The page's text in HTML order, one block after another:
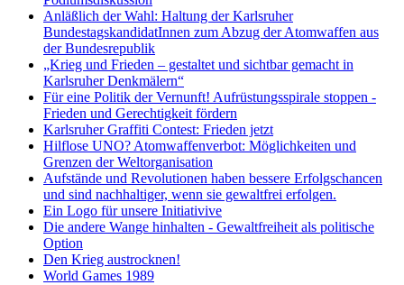
Anläßlich der Wahl: Haltung der Karlsruher
BundestagskandidatInnen zum Abzug der Atomwaffen aus
der Bundesrepublik
„Krieg und Frieden – gestaltet und sichtbar gemacht in
Karlsruher Denkmälern“
Für eine Politik der Vernunft! Aufrüstungsspirale stoppen -
Frieden und Gerechtigkeit fördern
Karlsruher Graffiti Contest: Frieden jetzt
Hilflose UNO? Atomwaffenverbot: Möglichkeiten und
Grenzen der Weltorganisation
Aufstände und Revolutionen haben bessere Erfolgschancen
und sind nachhaltiger, wenn sie gewaltfrei erfolgen.
Ein Logo für unsere Initiativive
Die andere Wange hinhalten - Gewaltfreiheit als politische
Option
Den Krieg austrocknen!
World Games 1989